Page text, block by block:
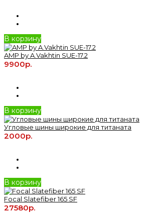
В корзину
AMP by A.Vakhtin SUE-17.2
9900р.
В корзину
Угловые шины широкие для титаната
2000р.
В корзину
Focal Slatefiber 165 SF
27580р.